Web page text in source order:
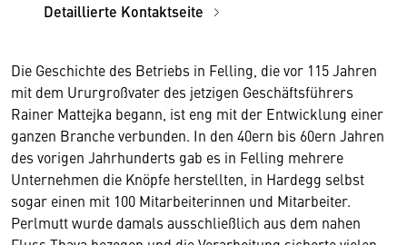
Detaillierte Kontaktseite
Die Geschichte des Betriebs in Felling, die vor 115 Jahren
mit dem Ururgroßvater des jetzigen Geschäftsführers
Rainer Mattejka begann, ist eng mit der Entwicklung einer
ganzen Branche verbunden. In den 40ern bis 60ern Jahren
des vorigen Jahrhunderts gab es in Felling mehrere
Unternehmen die Knöpfe herstellten, in Hardegg selbst
sogar einen mit 100 Mitarbeiterinnen und Mitarbeiter.
Perlmutt wurde damals ausschließlich aus dem nahen